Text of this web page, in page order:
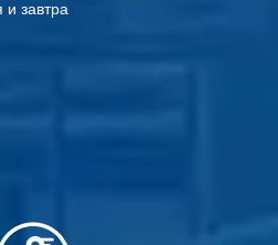
и завтра